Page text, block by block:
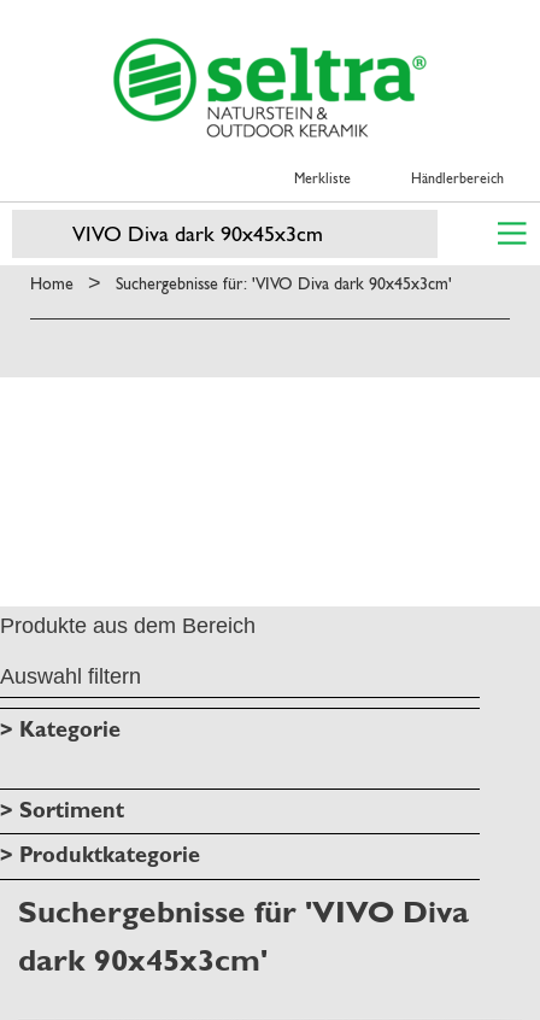
Merkliste Händlerbereich
Home > Suchergebnisse für: 'VIVO Diva dark 90x45x3cm'
Produkte aus dem Bereich
Auswahl filtern
> Kategorie
> Sortiment
> Produktkategorie
Suchergebnisse für 'VIVO Diva
dark 90x45x3cm'